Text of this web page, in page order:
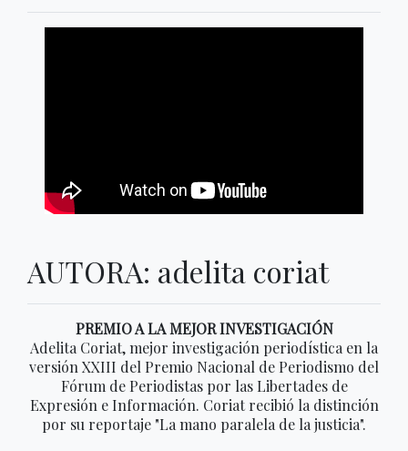
AUTORA: adelita coriat
PREMIO A LA MEJOR INVESTIGACIÓN
Adelita Coriat, mejor investigación periodística en la
versión XXIII del Premio Nacional de Periodismo del
Fórum de Periodistas por las Libertades de
Expresión e Información. Coriat recibió la distinción
por su reportaje "La mano paralela de la justicia".